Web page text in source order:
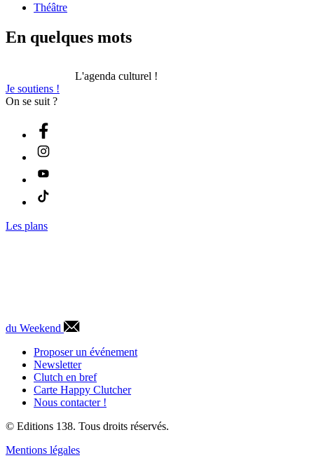
Théâtre
En quelques mots
L'agenda culturel !
Je soutiens !
On se suit ?
Les plans
du Weekend
Proposer un événement
Newsletter
Clutch en bref
Carte Happy Clutcher
Nous contacter !
© Editions 138. Tous droits réservés.
Mentions légales